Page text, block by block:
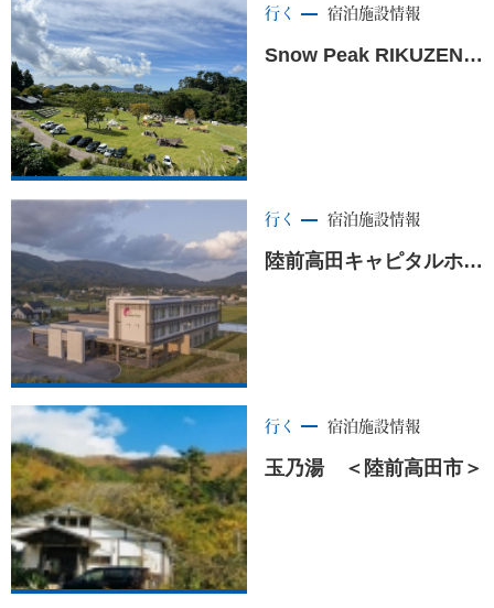
行く 宿泊施設情報
Snow Peak RIKUZENTAKATA Campfield（スノーピーク陸前高田キャンプフィールド）<陸前高田市>
行く 宿泊施設情報
陸前高田キャピタルホテル1000 ＜陸前高田市＞
行く 宿泊施設情報
玉乃湯 ＜陸前高田市＞